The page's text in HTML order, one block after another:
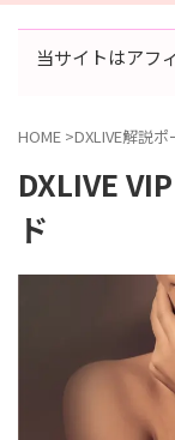
当サイトはアフ
HOME >DXLIVE解説ポ
DXLIVE
ド